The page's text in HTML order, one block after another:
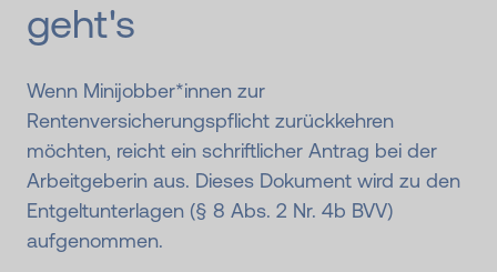
geht's
Wenn Minijobber*innen zur
Rentenversicherungspflicht zurückkehren
möchten, reicht ein schriftlicher Antrag bei der
Arbeitgeberin aus. Dieses Dokument wird zu den
Entgeltunterlagen (§ 8 Abs. 2 Nr. 4b BVV)
aufgenommen.